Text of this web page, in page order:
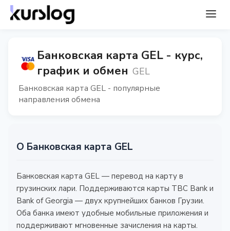
Банковская карта GEL - курс,
график и обмен GEL
Банковская карта GEL - популярные
направления обмена
О Банковская карта GEL
Банковская карта GEL — перевод на карту в
грузинских лари. Поддерживаются карты TBC Bank и
Bank of Georgia — двух крупнейших банков Грузии.
Оба банка имеют удобные мобильные приложения и
поддерживают мгновенные зачисления на карты.